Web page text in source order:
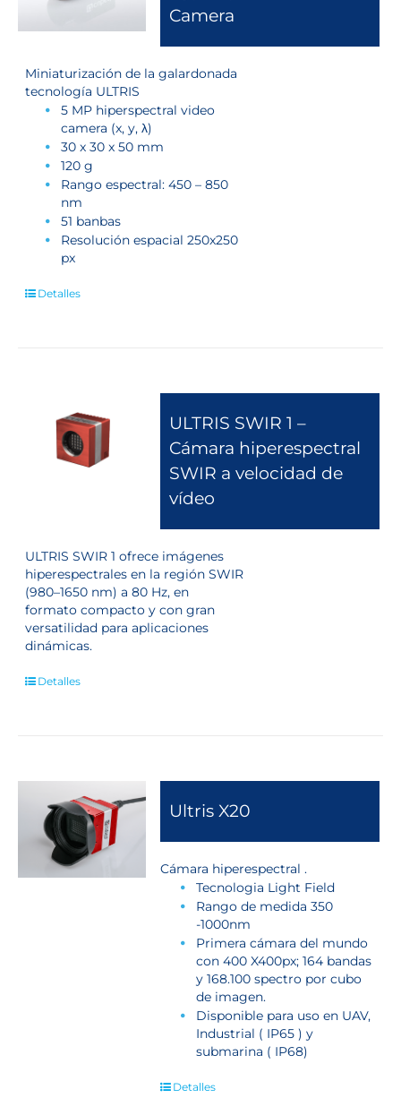
Camera
Miniaturización de la galardonada
tecnología ULTRIS
5 MP hiperspectral video
camera (x, y, λ)
30 x 30 x 50 mm
120 g
Rango espectral: 450 – 850
nm
51 banbas
Resolución espacial 250x250
px
Detalles
ULTRIS SWIR 1 –
Cámara hiperespectral
SWIR a velocidad de
vídeo
ULTRIS SWIR 1 ofrece imágenes
hiperespectrales en la región SWIR
(980–1650 nm) a 80 Hz, en
formato compacto y con gran
versatilidad para aplicaciones
dinámicas.
Detalles
Ultris X20
Cámara hiperespectral .
Tecnologia Light Field
Rango de medida 350
-1000nm
Primera cámara del mundo
con 400 X400px; 164 bandas
y 168.100 spectro por cubo
de imagen.
Disponible para uso en UAV,
Industrial ( IP65 ) y
submarina ( IP68)
Detalles